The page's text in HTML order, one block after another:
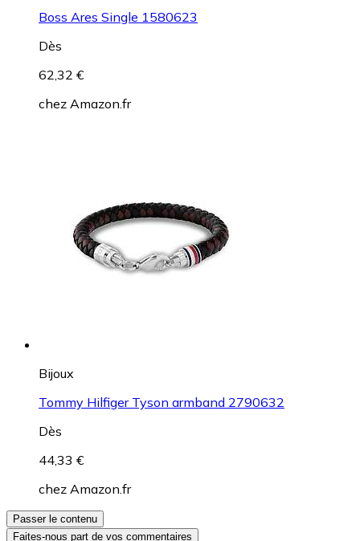
Boss Ares Single 1580623
Dès
62,32 €
chez Amazon.fr
Bijoux
Tommy Hilfiger Tyson armband 2790632
Dès
44,33 €
chez Amazon.fr
Passer le contenu
Faites-nous part de vos commentaires